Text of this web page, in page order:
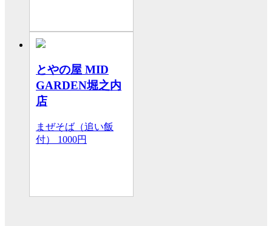
とやの屋 MID
GARDEN堀之内
店
まぜそば（追い飯
付） 1000円